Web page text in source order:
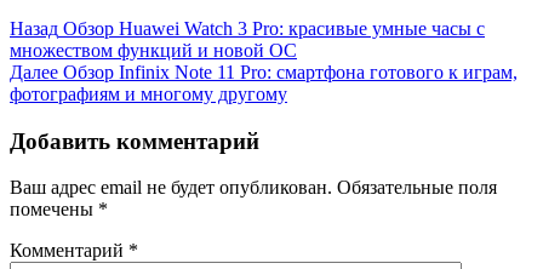
Назад Обзор Huawei Watch 3 Pro: красивые умные часы с
множеством функций и новой ОС
Далее Обзор Infinix Note 11 Pro: смартфона готового к играм,
фотографиям и многому другому
Добавить комментарий
Ваш адрес email не будет опубликован. Обязательные поля
помечены *
Комментарий *